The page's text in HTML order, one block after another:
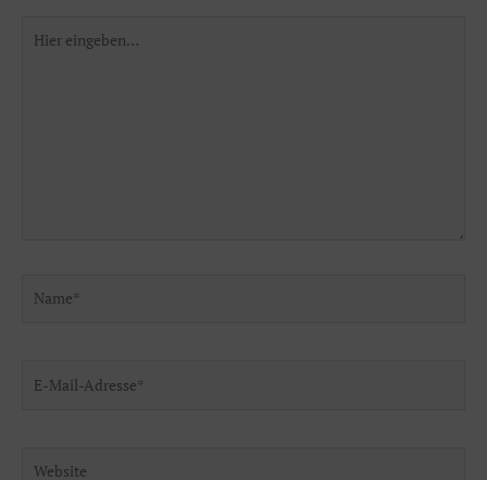
eingeben…
Mail-